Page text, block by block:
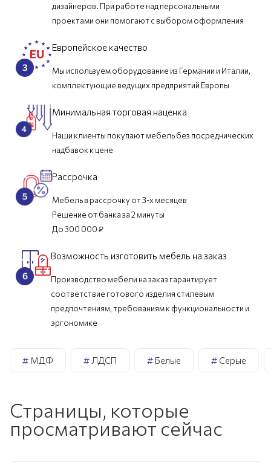
дизайнеров. При работе над персональными
проектами они помогают с выбором оформления
Европейское качество
Мы используем оборудование из Германии и Италии,
комплектующие ведущих предприятий Европы
Минимальная торговая наценка
Наши клиенты покупают мебель без посреднических
надбавок к цене
Рассрочка
Мебель в рассрочку от 3-х месяцев
Решение от банка за 2 минуты
До 300 000 ₽
Возможность изготовить мебель на заказ
Производство мебели на заказ гарантирует
соответствие готового изделия стилевым
предпочтениям, требованиям к функциональности и
эргономике
# МДФ # ЛДСП # Белые # Серые
Страницы, которые
просматривают сейчас